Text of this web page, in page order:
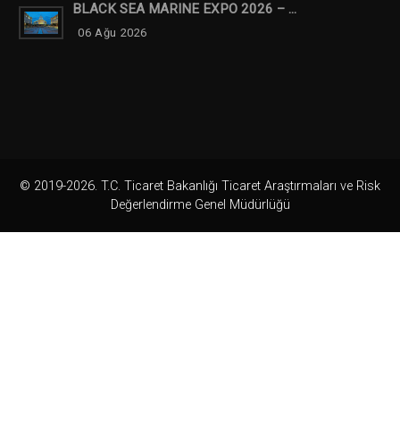
BLACK SEA MARINE EXPO 2026 – ...
06 Ağu 2026
© 2019-2026. T.C. Ticaret Bakanlığı Ticaret Araştırmaları ve Risk
Değerlendirme Genel Müdürlüğü